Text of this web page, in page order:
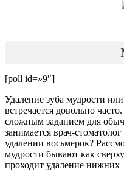
[poll id=»9″]
Удаление зуба мудрости
встречается довольно
сложным заданием для
занимается врач-
удалении восьмерок?
мудрости бывают как
проходит удаление